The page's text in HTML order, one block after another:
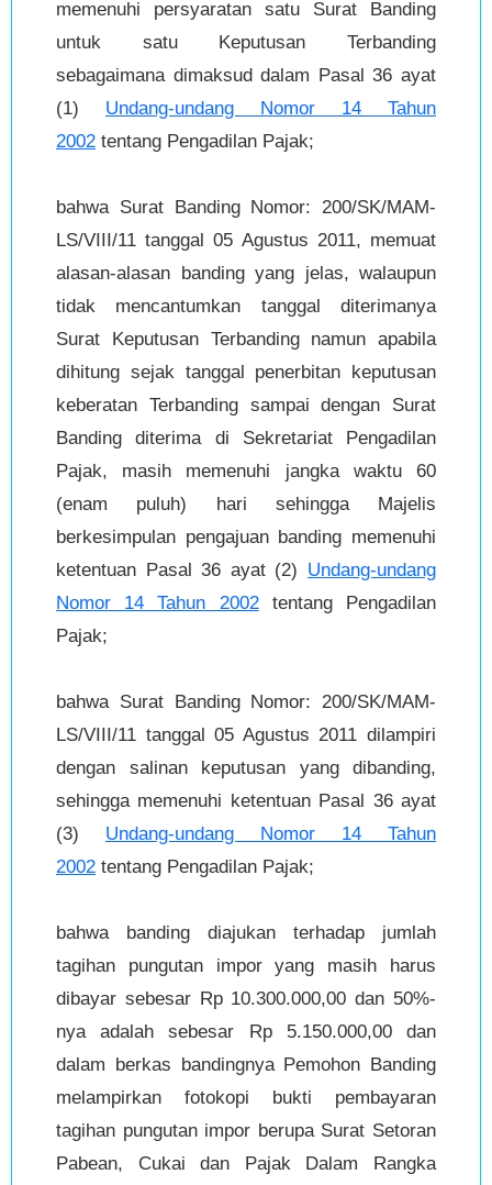
memenuhi persyaratan satu Surat Banding
untuk satu Keputusan Terbanding
sebagaimana dimaksud dalam Pasal 36 ayat
(1) Undang-undang Nomor 14 Tahun
2002 tentang Pengadilan Pajak;
bahwa Surat Banding Nomor: 200/SK/MAM-
LS/VIII/11 tanggal 05 Agustus 2011, memuat
alasan-alasan banding yang jelas, walaupun
tidak mencantumkan tanggal diterimanya
Surat Keputusan Terbanding namun apabila
dihitung sejak tanggal penerbitan keputusan
keberatan Terbanding sampai dengan Surat
Banding diterima di Sekretariat Pengadilan
Pajak, masih memenuhi jangka waktu 60
(enam puluh) hari sehingga Majelis
berkesimpulan pengajuan banding memenuhi
ketentuan Pasal 36 ayat (2) Undang-undang
Nomor 14 Tahun 2002tentang Pengadilan
Pajak;
bahwa Surat Banding Nomor: 200/SK/MAM-
LS/VIII/11 tanggal 05 Agustus 2011 dilampiri
dengan salinan keputusan yang dibanding,
sehingga memenuhi ketentuan Pasal 36 ayat
(3) Undang-undang Nomor 14 Tahun
2002 tentang Pengadilan Pajak;
bahwa banding diajukan terhadap jumlah
tagihan pungutan impor yang masih harus
dibayar sebesar Rp 10.300.000,00 dan 50%-
nya adalah sebesar Rp 5.150.000,00 dan
dalam berkas bandingnya Pemohon Banding
melampirkan fotokopi bukti pembayaran
tagihan pungutan impor berupa Surat Setoran
Pabean, Cukai dan Pajak Dalam Rangka